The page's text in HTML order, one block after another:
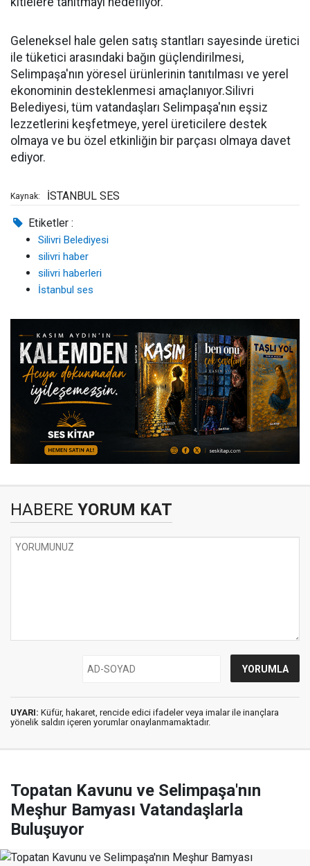
Geleneksel hale gelen satış stantları sayesinde üretici
ile tüketici arasındaki bağın güçlendirilmesi,
Selimpaşa'nın yöresel ürünlerinin tanıtılması ve yerel
ekonominin desteklenmesi amaçlanıyor.Silivri
Belediyesi, tüm vatandaşları Selimpaşa'nın eşsiz
lezzetlerini keşfetmeye, yerel üreticilere destek
olmaya ve bu özel etkinliğin bir parçası olmaya davet
ediyor.
Kaynak: İSTANBUL SES
Etiketler :
Silivri Belediyesi
silivri haber
silivri haberleri
İstanbul ses
HABERE YORUM KAT
UYARI: Küfür, hakaret, rencide edici ifadeler veya imalar ile inançlara
yönelik saldırı içeren yorumlar onaylanmamaktadır.
Topatan Kavunu ve Selimpaşa'nın
Meşhur Bamyası Vatandaşlarla
Buluşuyor